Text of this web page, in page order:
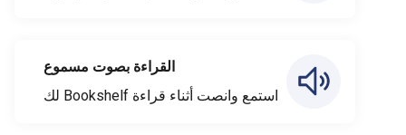
القراءة بصوت مسموع
استمع وانصت أثناء قراءة Bookshelf لك